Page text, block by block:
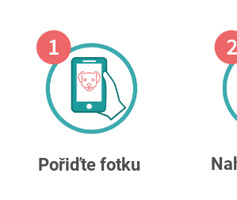
Pořiďte fotku